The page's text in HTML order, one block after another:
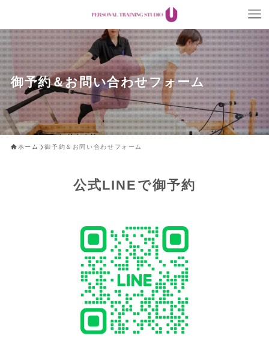
御予約＆お問い合わせフォーム
ホーム 御予約＆お問い合わせフォーム
公式LINEで御予約